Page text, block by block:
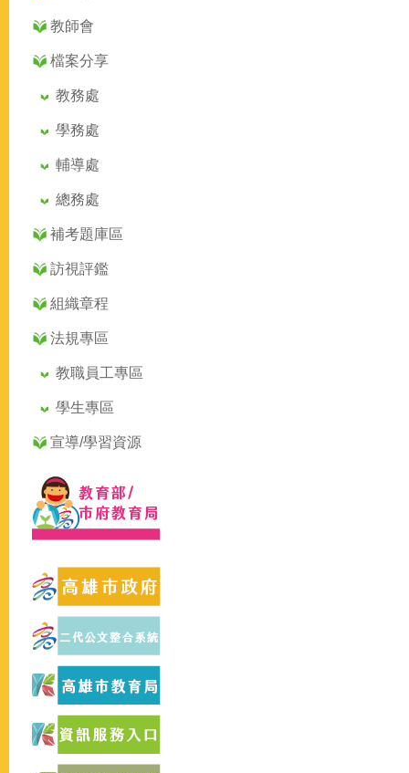
教師會
檔案分享
教務處
學務處
輔導處
總務處
補考題庫區
訪視評鑑
組織章程
法規專區
教職員工專區
學生專區
宣導/學習資源